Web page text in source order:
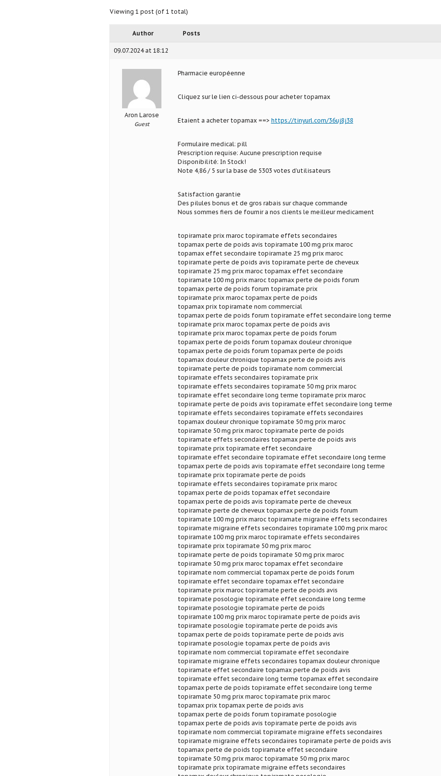
Viewing 1 post (of 1 total)
Author Posts
09.07.2024 at 18:12
Aron Larose
Guest
Pharmacie européenne
Cliquez sur le lien ci-dessous pour acheter topamax
Etaient a acheter topamax ==> https://tinyurl.com/36uj8j38
Formulaire medical: pill
Prescription requise: Aucune prescription requise
Disponibilité: In Stock!
Note 4,86 / 5 sur la base de 5303 votes d’utilisateurs
Satisfaction garantie
Des pilules bonus et de gros rabais sur chaque commande
Nous sommes fiers de fournir a nos clients le meilleur medicament
topiramate prix maroc topiramate effets secondaires
topamax perte de poids avis topiramate 100 mg prix maroc
topamax effet secondaire topiramate 25 mg prix maroc
topiramate perte de poids avis topiramate perte de cheveux
topiramate 25 mg prix maroc topamax effet secondaire
topiramate 100 mg prix maroc topamax perte de poids forum
topamax perte de poids forum topiramate prix
topiramate prix maroc topamax perte de poids
topamax prix topiramate nom commercial
topamax perte de poids forum topiramate effet secondaire long terme
topiramate prix maroc topamax perte de poids avis
topiramate prix maroc topamax perte de poids forum
topamax perte de poids forum topamax douleur chronique
topamax perte de poids forum topamax perte de poids
topamax douleur chronique topamax perte de poids avis
topiramate perte de poids topiramate nom commercial
topiramate effets secondaires topiramate prix
topiramate effets secondaires topiramate 50 mg prix maroc
topiramate effet secondaire long terme topiramate prix maroc
topiramate perte de poids avis topiramate effet secondaire long terme
topiramate effets secondaires topiramate effets secondaires
topamax douleur chronique topiramate 50 mg prix maroc
topiramate 50 mg prix maroc topiramate perte de poids
topiramate effets secondaires topamax perte de poids avis
topiramate prix topiramate effet secondaire
topiramate effet secondaire topiramate effet secondaire long terme
topamax perte de poids avis topiramate effet secondaire long terme
topiramate prix topiramate perte de poids
topiramate effets secondaires topiramate prix maroc
topamax perte de poids topamax effet secondaire
topamax perte de poids avis topiramate perte de cheveux
topiramate perte de cheveux topamax perte de poids forum
topiramate 100 mg prix maroc topiramate migraine effets secondaires
topiramate migraine effets secondaires topiramate 100 mg prix maroc
topiramate 100 mg prix maroc topiramate effets secondaires
topiramate prix topiramate 50 mg prix maroc
topiramate perte de poids topiramate 50 mg prix maroc
topiramate 50 mg prix maroc topamax effet secondaire
topiramate nom commercial topamax perte de poids forum
topiramate effet secondaire topamax effet secondaire
topiramate prix maroc topiramate perte de poids avis
topiramate posologie topiramate effet secondaire long terme
topiramate posologie topiramate perte de poids
topiramate 100 mg prix maroc topiramate perte de poids avis
topiramate posologie topiramate perte de poids avis
topamax perte de poids topiramate perte de poids avis
topiramate posologie topamax perte de poids avis
topiramate nom commercial topiramate effet secondaire
topiramate migraine effets secondaires topamax douleur chronique
topiramate effet secondaire topamax perte de poids avis
topiramate effet secondaire long terme topamax effet secondaire
topamax perte de poids topiramate effet secondaire long terme
topiramate 50 mg prix maroc topiramate prix maroc
topamax prix topamax perte de poids avis
topamax perte de poids forum topiramate posologie
topamax perte de poids avis topiramate perte de poids avis
topiramate nom commercial topiramate migraine effets secondaires
topiramate migraine effets secondaires topiramate perte de poids avis
topamax perte de poids topiramate effet secondaire
topiramate 50 mg prix maroc topiramate 50 mg prix maroc
topiramate prix topiramate migraine effets secondaires